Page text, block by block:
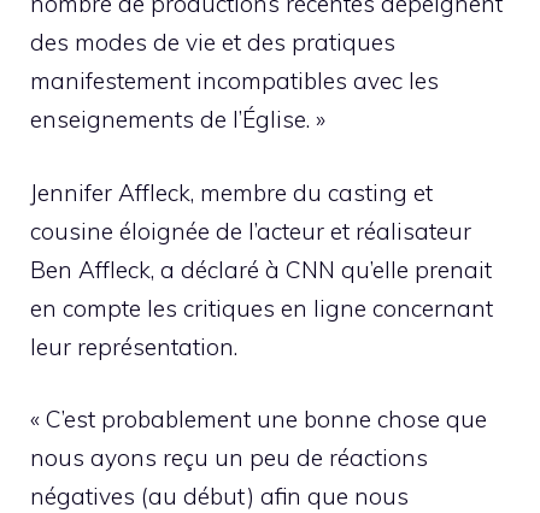
des modes de vie et des pratiques
manifestement incompatibles avec les
enseignements de l’Église. »
Jennifer Affleck, membre du casting et
cousine éloignée de l’acteur et réalisateur
Ben Affleck, a déclaré à CNN qu’elle prenait
en compte les critiques en ligne concernant
leur représentation.
« C’est probablement une bonne chose que
nous ayons reçu un peu de réactions
négatives (au début) afin que nous